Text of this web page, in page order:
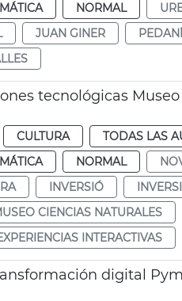
NORMAL
JUAN GINER
tecnológicas
CULTURA TODAS LAS
NORMAL
INVERSIÓ
CIENCIAS NATURALES
INTERACTIVAS
digital